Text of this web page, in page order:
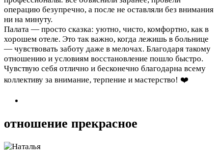
операцию безупречно, а после не оставляли без внимания
ни на минуту.
Палата — просто сказка: уютно, чисто, комфортно, как в
хорошем отеле. Это так важно, когда лежишь в больнице
— чувствовать заботу даже в мелочах. Благодаря такому
отношению и условиям восстановление пошло быстро.
Чувствую себя отлично и бесконечно благодарна всему
коллективу за внимание, терпение и мастерство! ❤️
отношение прекрасное